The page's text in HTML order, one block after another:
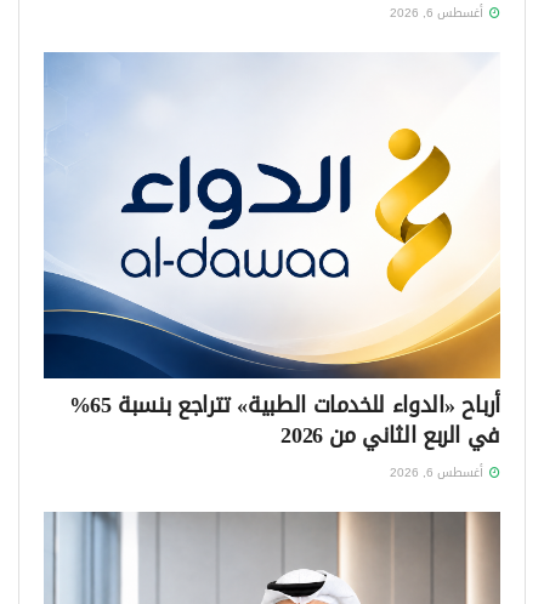
أغسطس 6, 2026
أرباح «الدواء للخدمات الطبية» تتراجع بنسبة 65%
في الربع الثاني من 2026
أغسطس 6, 2026